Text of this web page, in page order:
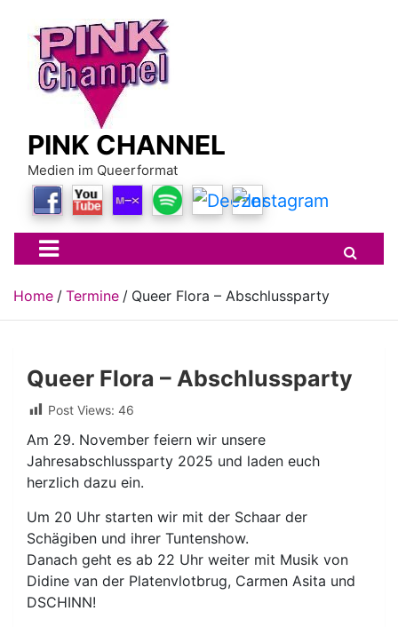
content
PINK CHANNEL
Medien im Queerformat
Home Termine Queer Flora – Abschlussparty
Queer Flora – Abschlussparty
Post Views: 46
Am 29. November feiern wir unsere
Jahresabschlussparty 2025 und laden euch
herzlich dazu ein.
Um 20 Uhr starten wir mit der Schaar der
Schägiben und ihrer Tuntenshow.
Danach geht es ab 22 Uhr weiter mit Musik von
Didine van der Platenvlotbrug, Carmen Asita und
DSCHINN!